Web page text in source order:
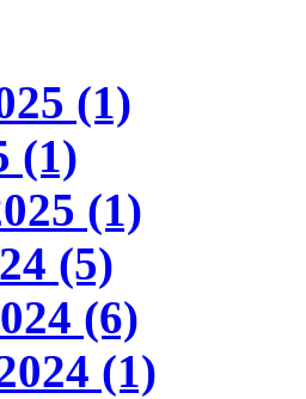
(1)
(1)
(1)
(5)
(6)
(1)